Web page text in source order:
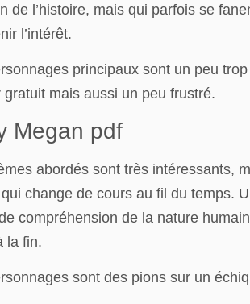
de l’histoire, mais qui parfois se
l’intérêt.
principaux sont un peu
gratuit mais aussi un peu frustré.
Megan pdf
abordés sont très intéressants,
change de cours au fil du temps.
compréhension de la nature
la fin.
sont des pions sur un